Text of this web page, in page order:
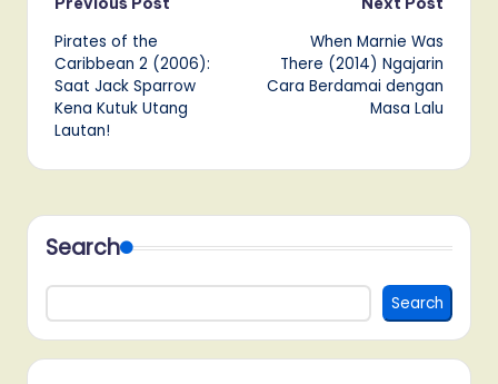
Post
navigation
Pirates of the
Caribbean 2 (2006):
Saat Jack Sparrow
Kena Kutuk Utang
Lautan!
When Marnie Was
There (2014) Ngajarin
Cara Berdamai dengan
Masa Lalu
Search
Search